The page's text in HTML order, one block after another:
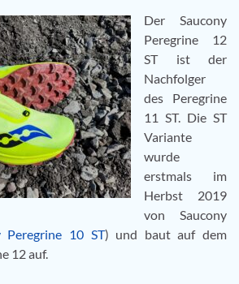
Der Saucony
Peregrine 12
ST ist der
Nachfolger
des Peregrine
11 ST. Die ST
Variante
wurde
erstmals im
Herbst 2019
von Saucony
Peregrine 10 ST) und baut auf dem
12 auf.